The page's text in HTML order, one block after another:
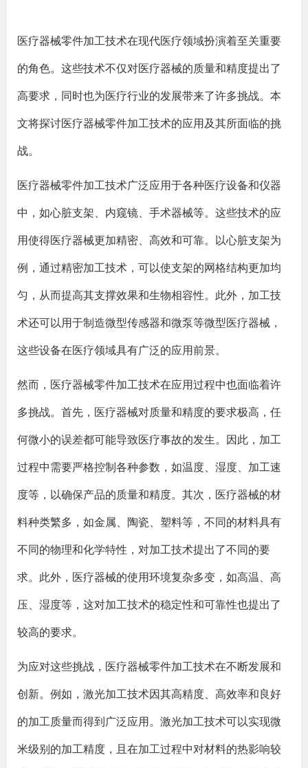
医疗器械零件加工技术在现代医疗领域扮演着至关重要
的角色。这些技术不仅对医疗器械的质量和精度提出了
高要求，同时也为医疗行业的发展带来了许多挑战。本
文将探讨医疗器械零件加工技术的应用及其所面临的挑
战。
医疗器械零件加工技术广泛应用于各种医疗设备和仪器
中，如心脏支架、内窥镜、手术器械等。这些技术的应
用使得医疗器械更加精密、高效和可靠。以心脏支架为
例，通过精密加工技术，可以使支架的网格结构更加均
匀，从而提高其支撑效果和生物相容性。此外，加工技
术还可以用于制造微型传感器和微泵等微型医疗器械，
这些设备在医疗领域具有广泛的应用前景。
然而，医疗器械零件加工技术在应用过程中也面临着许
多挑战。首先，医疗器械对质量和精度的要求极高，任
何微小的误差都可能导致医疗事故的发生。因此，加工
过程中需要严格控制各种参数，如温度、湿度、加工速
度等，以确保产品的质量和精度。其次，医疗器械的材
料种类繁多，如金属、陶瓷、塑料等，不同的材料具有
不同的物理和化学特性，对加工技术提出了不同的要
求。此外，医疗器械的使用环境复杂多变，如高温、高
压、湿度等，这对加工技术的稳定性和可靠性也提出了
较高的要求。
为应对这些挑战，医疗器械零件加工技术在不断发展和
创新。例如，激光加工技术因其高精度、高效率和良好
的加工质量而得到广泛应用。激光加工技术可以实现微
米级别的加工精度，且在加工过程中对材料的热影响较